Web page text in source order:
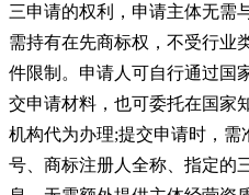
三申请的权利，申请主体无需
需持有在先商标权，不受行业
件限制。申请人可自行通过国
交申请材料，也可委托在国家
机构代为办理;提交申请时，
号、商标注册人全称、指定的